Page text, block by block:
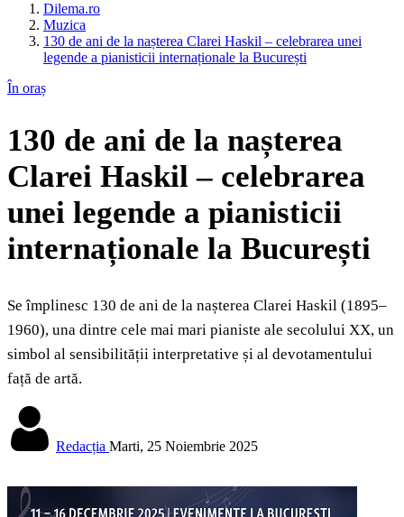
Dilema.ro
Muzica
130 de ani de la nașterea Clarei Haskil – celebrarea unei
legende a pianisticii internaționale la București
În oraș
130 de ani de la nașterea
Clarei Haskil – celebrarea
unei legende a pianisticii
internaționale la București
Se împlinesc 130 de ani de la nașterea Clarei Haskil (1895–
1960), una dintre cele mai mari pianiste ale secolului XX, un
simbol al sensibilității interpretative și al devotamentului
față de artă.
Redacția Marti, 25 Noiembrie 2025